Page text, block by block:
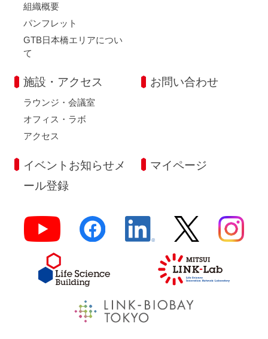
組織概要
パンフレット
GTB日本橋エリアについ
て
施設・アクセス
ラウンジ・会議室
オフィス・ラボ
アクセス
お問い合わせ
イベントお知らせメ
ール登録
マイページ